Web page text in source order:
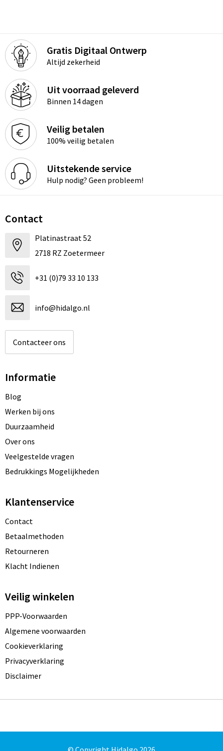
Gratis Digitaal Ontwerp
Altijd zekerheid
Uit voorraad geleverd
Binnen 14 dagen
Veilig betalen
100% veilig betalen
Uitstekende service
Hulp nodig? Geen probleem!
Contact
Platinastraat 52
2718 RZ Zoetermeer
+31 (0)79 33 10 133
info@hidalgo.nl
Contacteer ons
Informatie
Blog
Werken bij ons
Duurzaamheid
Over ons
Veelgestelde vragen
Bedrukkings Mogelijkheden
Klantenservice
Contact
Betaalmethoden
Retourneren
Klacht Indienen
Veilig winkelen
PPP-Voorwaarden
Algemene voorwaarden
Cookieverklaring
Privacyverklaring
Disclaimer